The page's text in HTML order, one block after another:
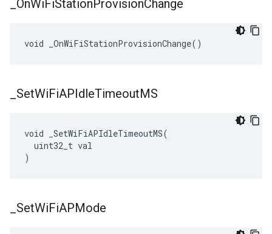
OnWiFiStationProvisionChange
void _OnWiFiStationProvisionChange()
SetWiFiAPIdleTimeoutMS
void _SetWiFiAPIdleTimeoutMS(
  uint32_t val
)
SetWiFiAPMode